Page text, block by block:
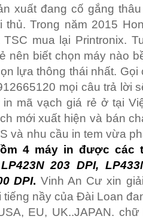
xuất đang cố gắng
Trong năm 2015
mua lại Printronix.
nên biết chọn máy nào
lựa thông thái nhất. Gọi
mọi câu trả lời
mã vạch giá rẻ ở tại
mới xuất hiện và bán
và nhu cầu in tem vừa
4 máy in được các
LP423N 203 DPI,
DPI. Vinh An Cư xin
nầy của Đài Loan
EU, UK..JAPAN.